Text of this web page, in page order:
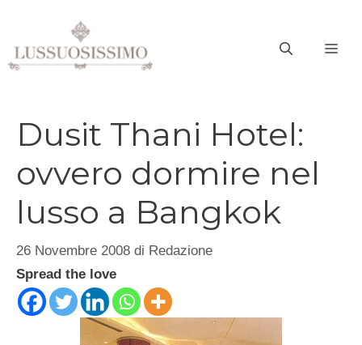
contenuto
Dusit Thani Hotel:
ovvero dormire nel
lusso a Bangkok
26 Novembre 2008 di Redazione
Spread the love